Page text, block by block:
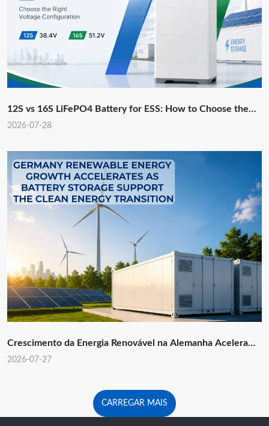
12S vs 16S LiFePO4 Battery for ESS: How to Choose the
Right Voltage Configuration?
2026-07-28
Crescimento da Energia Renovável na Alemanha Acelera
com Armazenamento de Baterias que Apoiam a Transição
2026-07-27
CARREGAR MAIS